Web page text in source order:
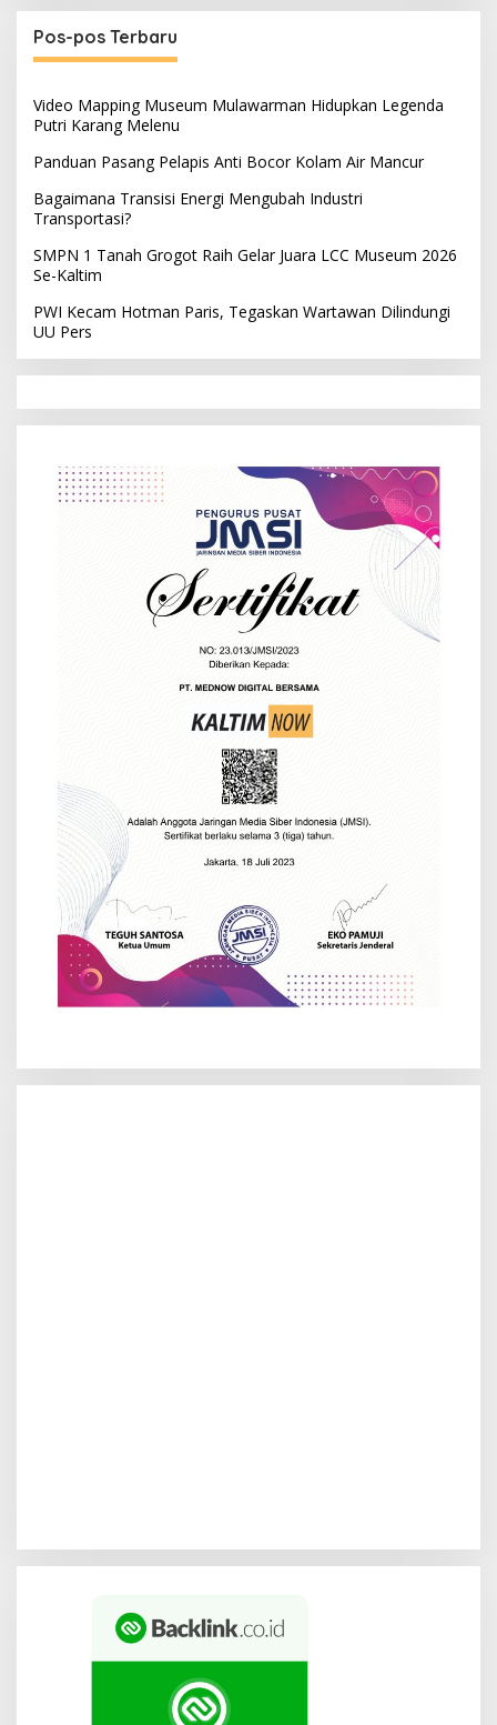
Pos-pos Terbaru
Video Mapping Museum Mulawarman Hidupkan Legenda
Putri Karang Melenu
Panduan Pasang Pelapis Anti Bocor Kolam Air Mancur
Bagaimana Transisi Energi Mengubah Industri
Transportasi?
SMPN 1 Tanah Grogot Raih Gelar Juara LCC Museum 2026
Se-Kaltim
PWI Kecam Hotman Paris, Tegaskan Wartawan Dilindungi
UU Pers